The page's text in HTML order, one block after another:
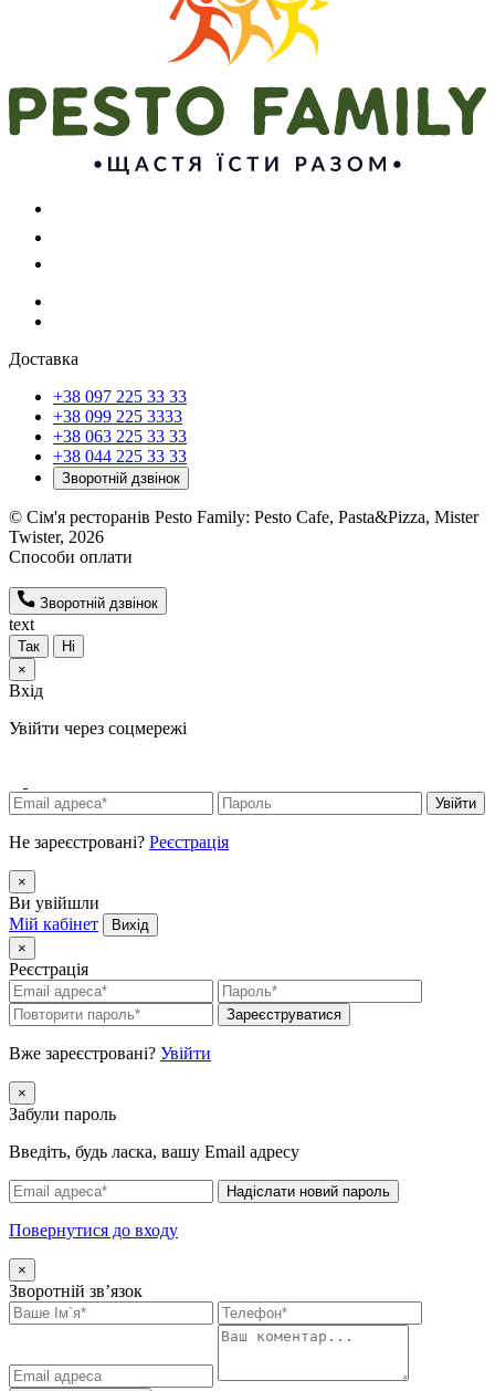
Доставка
+38 097 225 33 33
+38 099 225 3333
+38 063 225 33 33
+38 044 225 33 33
Зворотній дзвінок
© Сім'я ресторанів Pesto Family: Pesto Cafe, Pasta&Pizza, Mister
Twister, 2026
Способи оплати
Зворотній дзвінок
text
Так
Ні
×
Вхід
Увійти через соцмережі
Увійти
Не зареєстровані? Реєстрація
×
Ви увійшли
Мій кабінет
Вихід
×
Реєстрація
Зареєструватися
Вже зареєстровані? Увійти
×
Забули пароль
Введіть, будь ласка, вашу Email адресу
Надіслати новий пароль
Повернутися до входу
×
Зворотній зв’язок